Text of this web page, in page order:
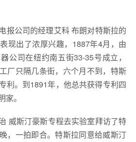
报公司的经理艾科 布朗对特斯拉的
现出了浓厚兴趣，1887年4月，由
公司在纽约南五街33-35号成立，
厂只隔几条街，六个月不到，特斯
利。到1891年，他总共获得专利四
。
威斯汀豪斯专程去实验室拜访了特
，一拍即合。特斯拉同意给威斯汀